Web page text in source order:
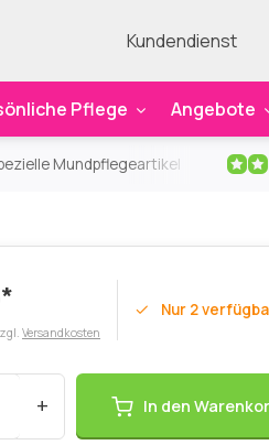
Kundendienst
Pflege Angebote
Mundpflegeartikel
Versandkosten
Nur 2
+ In den